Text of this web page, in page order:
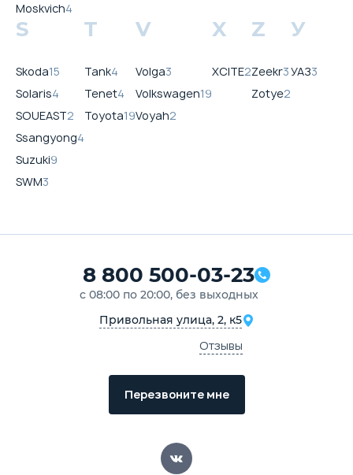
Moskvich4
S
Skoda15
Solaris4
SOUEAST2
Ssangyong4
Suzuki9
SWM3
T
Tank4
Tenet4
Toyota19
V
Volga3
Volkswagen19
Voyah2
X
XCITE2
Z
Zeekr3
Zotye2
У
УАЗ3
8 800 500-03-23
с 08:00 по 20:00, без выходных
Привольная улица, 2, к5
Отзывы
Перезвоните мне